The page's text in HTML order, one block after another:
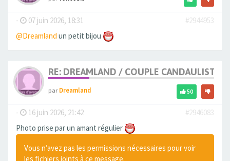
- 07 juin 2026, 18:31
#2944953
@Dreamland un petit bijou
RE: DREAMLAND / COUPLE CANDAULISTE
parDreamland 50
- 16 juin 2026, 21:42
#2946083
Photo prise par un amant régulier
Vous n’avez pas les permissions nécessaires pour voir
les fichiers joints à ce message.